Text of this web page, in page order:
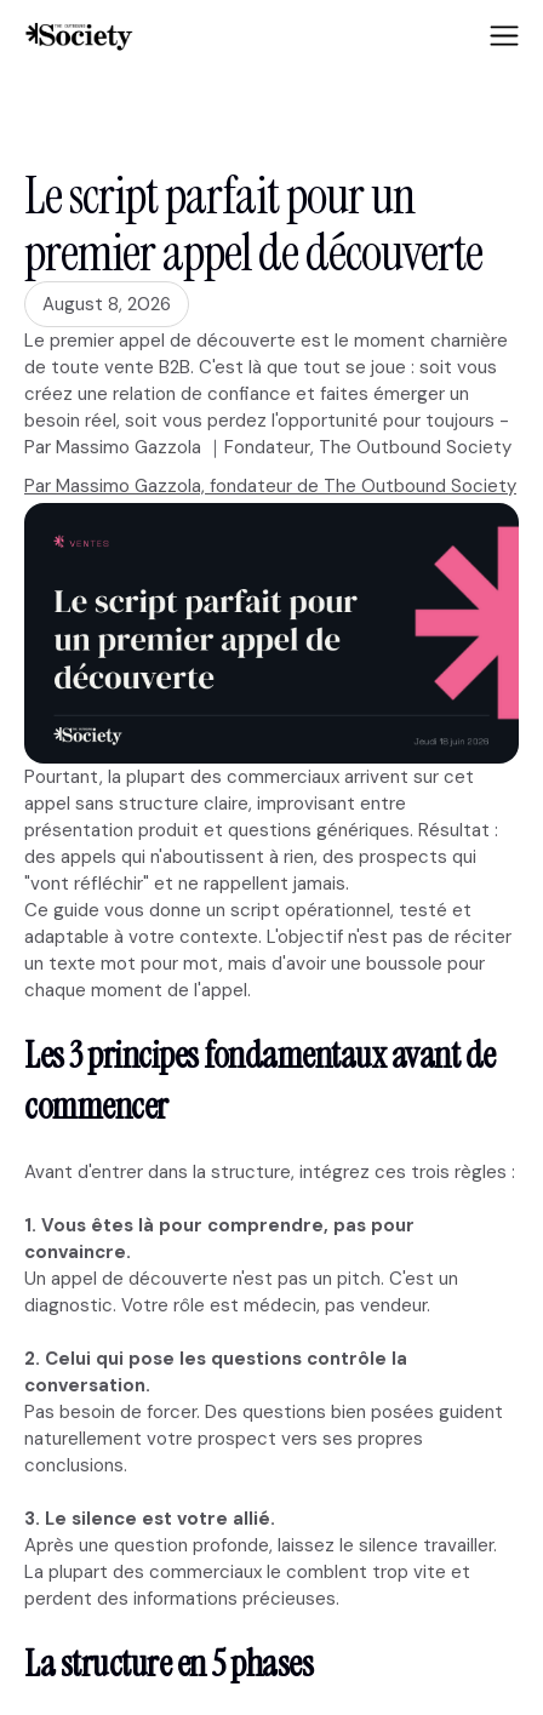
Le script parfait pour un
premier appel de découverte
August 8, 2026
Le premier appel de découverte est le moment charnière
de toute vente B2B. C'est là que tout se joue : soit vous
créez une relation de confiance et faites émerger un
besoin réel, soit vous perdez l'opportunité pour toujours -
Par Massimo Gazzola ｜Fondateur, The Outbound Society
Par Massimo Gazzola, fondateur de The Outbound Society
Pourtant, la plupart des commerciaux arrivent sur cet
appel sans structure claire, improvisant entre
présentation produit et questions génériques. Résultat :
des appels qui n'aboutissent à rien, des prospects qui
"vont réfléchir" et ne rappellent jamais.
Ce guide vous donne un script opérationnel, testé et
adaptable à votre contexte. L'objectif n'est pas de réciter
un texte mot pour mot, mais d'avoir une boussole pour
chaque moment de l'appel.
Les 3 principes fondamentaux avant de
commencer
Avant d'entrer dans la structure, intégrez ces trois règles :
1. Vous êtes là pour comprendre, pas pour
convaincre.
Un appel de découverte n'est pas un pitch. C'est un
diagnostic. Votre rôle est médecin, pas vendeur.
2. Celui qui pose les questions contrôle la
conversation.
Pas besoin de forcer. Des questions bien posées guident
naturellement votre prospect vers ses propres
conclusions.
3. Le silence est votre allié.
Après une question profonde, laissez le silence travailler.
La plupart des commerciaux le comblent trop vite et
perdent des informations précieuses.
La structure en 5 phases